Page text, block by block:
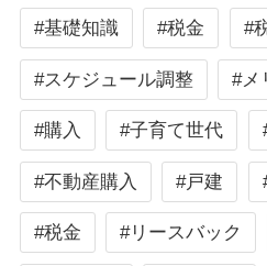
#基礎知識 #税金 #
#スケジュール調整 #メ
#購入 #子育て世代
#不動産購入 #戸建
#税金 #リースバック